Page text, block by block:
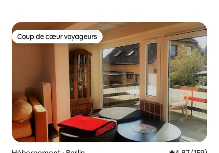
Coup de cœur voyageurs
Coup de cœur voyageurs